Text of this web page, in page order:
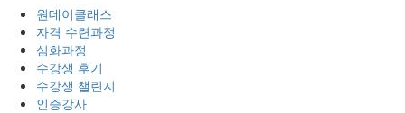
원데이클래스
자격 수련과정
심화과정
수강생 후기
수강생 챌린지
인증강사